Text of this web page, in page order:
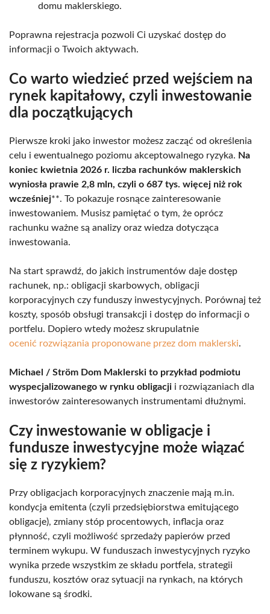
domu maklerskiego.
Poprawna rejestracja pozwoli Ci uzyskać dostęp do
informacji o Twoich aktywach.
Co warto wiedzieć przed wejściem na
rynek kapitałowy, czyli inwestowanie
dla początkujących
Pierwsze kroki jako inwestor możesz zacząć od określenia
celu i ewentualnego poziomu akceptowalnego ryzyka. Na
koniec kwietnia 2026 r. liczba rachunków maklerskich
wyniosła prawie 2,8 mln, czyli o 687 tys. więcej niż rok
wcześniej**. To pokazuje rosnące zainteresowanie
inwestowaniem. Musisz pamiętać o tym, że oprócz
rachunku ważne są analizy oraz wiedza dotycząca
inwestowania.
Na start sprawdź, do jakich instrumentów daje dostęp
rachunek, np.: obligacji skarbowych, obligacji
korporacyjnych czy funduszy inwestycyjnych. Porównaj też
koszty, sposób obsługi transakcji i dostęp do informacji o
portfelu. Dopiero wtedy możesz skrupulatnie
ocenić rozwiązania proponowane przez dom maklerski.
Michael / Ström Dom Maklerski to przykład podmiotu
wyspecjalizowanego w rynku obligacji i rozwiązaniach dla
inwestorów zainteresowanych instrumentami dłużnymi.
Czy inwestowanie w obligacje i
fundusze inwestycyjne może wiązać
się z ryzykiem?
Przy obligacjach korporacyjnych znaczenie mają m.in.
kondycja emitenta (czyli przedsiębiorstwa emitującego
obligacje), zmiany stóp procentowych, inflacja oraz
płynność, czyli możliwość sprzedaży papierów przed
terminem wykupu. W funduszach inwestycyjnych ryzyko
wynika przede wszystkim ze składu portfela, strategii
funduszu, kosztów oraz sytuacji na rynkach, na których
lokowane są środki.